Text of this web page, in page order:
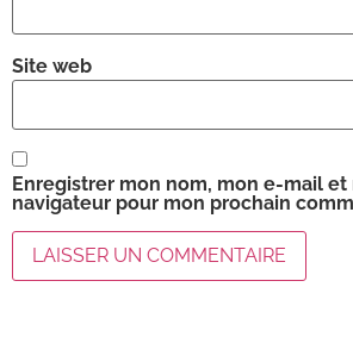
Site web
Enregistrer mon nom, mon e-mail
navigateur pour mon prochain